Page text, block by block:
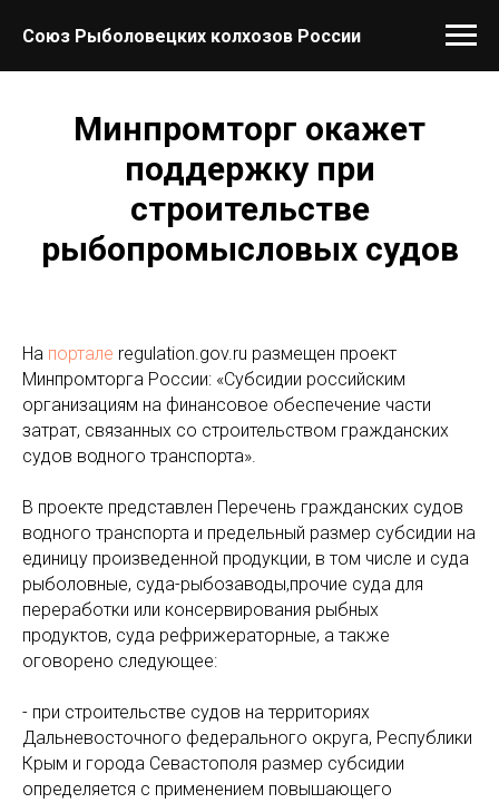
Союз Рыболовецких колхозов России
Минпромторг окажет
поддержку при
строительстве
рыбопромысловых судов
На портале regulation.gov.ru размещен проект
Минпромторга России: «Субсидии российским
организациям на финансовое обеспечение части
затрат, связанных со строительством гражданских
судов водного транспорта».
В проекте представлен Перечень гражданских судов
водного транспорта и предельный размер субсидии на
единицу произведенной продукции, в том числе и суда
рыболовные, суда-рыбозаводы,прочие суда для
переработки или консервирования рыбных
продуктов, суда рефрижераторные, а также
оговорено следующее:
- при строительстве судов на территориях
Дальневосточного федерального округа, Республики
Крым и города Севастополя размер субсидии
определяется с применением повышающего